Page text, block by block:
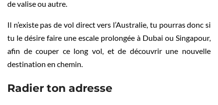
de valise ou autre.
Il n’existe pas de vol direct vers l’Australie, tu pourras donc si
tu le désire faire une escale prolongée à Dubai ou Singapour,
afin de couper ce long vol, et de découvrir une nouvelle
destination en chemin.
Radier ton adresse